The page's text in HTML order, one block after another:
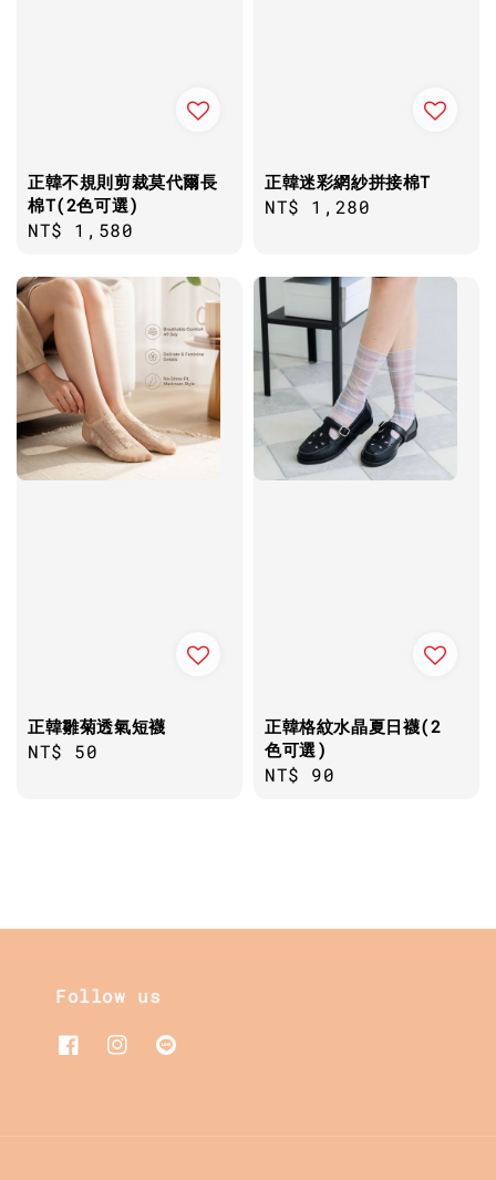
正韓不規則剪裁莫代爾長
棉T(2色可選)
Regular
NT$ 1,580
正韓迷彩網紗拼接棉T
Regular
NT$ 1,280
正韓雛菊透氣短襪
Regular
NT$ 50
正韓格紋水晶夏日襪(2
色可選)
Regular
NT$ 90
Follow us